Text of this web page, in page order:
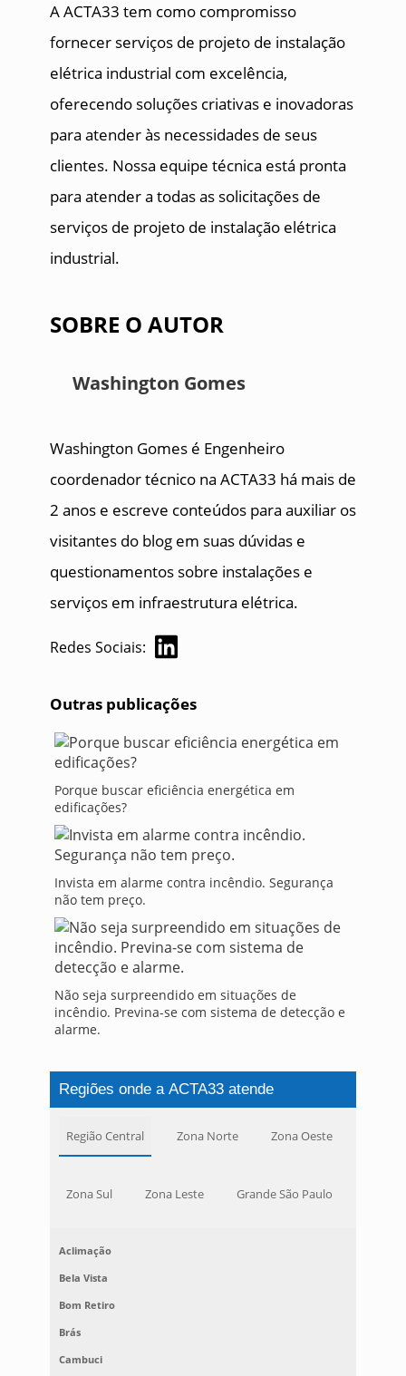
A ACTA33 tem como compromisso
fornecer serviços de projeto de instalação
elétrica industrial com excelência,
oferecendo soluções criativas e inovadoras
para atender às necessidades de seus
clientes. Nossa equipe técnica está pronta
para atender a todas as solicitações de
serviços de projeto de instalação elétrica
industrial.
SOBRE O AUTOR
Washington Gomes
Washington Gomes é Engenheiro
coordenador técnico na ACTA33 há mais de
2 anos e escreve conteúdos para auxiliar os
visitantes do blog em suas dúvidas e
questionamentos sobre instalações e
serviços em infraestrutura elétrica.
Redes Sociais:
Outras publicações
Porque buscar eficiência energética em
edificações?
Invista em alarme contra incêndio. Segurança
não tem preço.
Não seja surpreendido em situações de
incêndio. Previna-se com sistema de detecção e
alarme.
Regiões onde a ACTA33 atende
Região Central Zona Norte Zona Oeste
Zona Sul Zona Leste Grande São Paulo
Aclimação
Bela Vista
Bom Retiro
Brás
Cambuci